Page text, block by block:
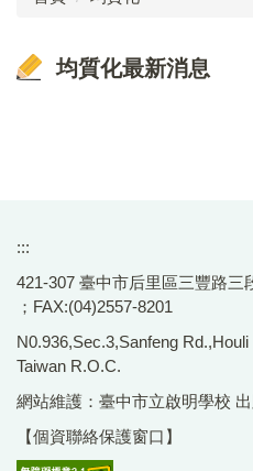
最新消息
均質化最新消息
:::
421-307 臺中市后里區三豐路三
；FAX:(04)2557-8201
N0.936,Sec.3,Sanfeng
Taiwan R.O.C.
網站維護：臺中市立啟明學校
【個資聯絡保護窗口】